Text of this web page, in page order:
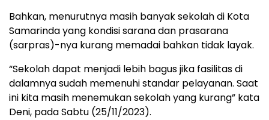
Bahkan, menurutnya masih banyak sekolah di Kota
Samarinda yang kondisi sarana dan prasarana
(sarpras)-nya kurang memadai bahkan tidak layak.
“Sekolah dapat menjadi lebih bagus jika fasilitas di
dalamnya sudah memenuhi standar pelayanan. Saat
ini kita masih menemukan sekolah yang kurang” kata
Deni, pada Sabtu (25/11/2023).